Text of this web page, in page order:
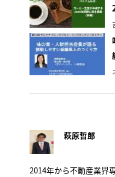
萩原哲郎
2014年から不動産業界